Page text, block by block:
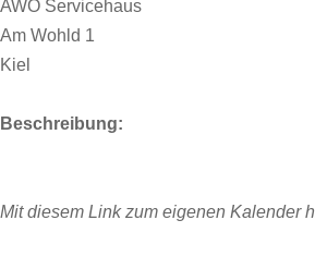
AWO Servicehaus
Am Wohld 1
Kiel
Beschreibung:
Mit diesem Link zum eigenen Kalender